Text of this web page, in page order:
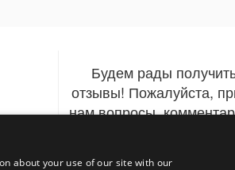
Будем рады
отзывы! Пожалуйста,
нам вопросы,
about your use of our site with our